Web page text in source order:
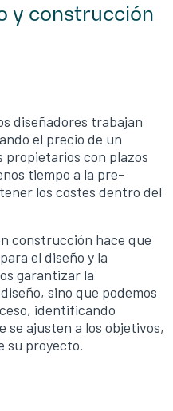
y construcción
diseñadores trabajan
el precio de un
propietarios con plazos
tiempo a la pre-
los costes dentro del
construcción hace que
el diseño y la
garantizar la
sino que podemos
identificando
se ajusten a los objetivos,
su proyecto.